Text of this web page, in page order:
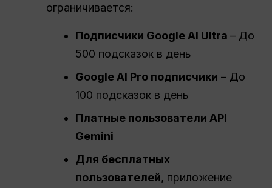
ограничивается:
Подписчики Google AI Ultra– До
500 подсказок в день
Google AI Pro подписчики – До
100 подсказок в день
Платные пользователи API
Gemini
Для бесплатных
пользователей, приложение